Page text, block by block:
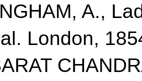
A.,
London,